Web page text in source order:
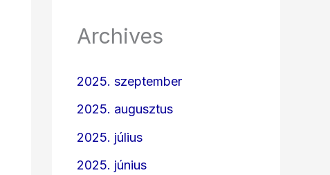
Archives
2025. szeptember
2025. augusztus
2025. július
2025. június